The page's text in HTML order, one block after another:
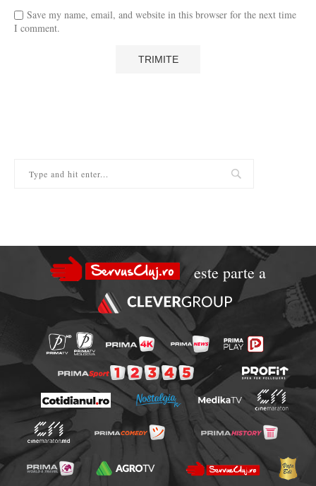
Save my name, email, and website in this browser for the next time
I comment.
este parte a